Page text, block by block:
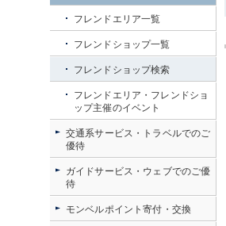
フレンドエリア一覧
フレンドショップ一覧
フレンドショップ検索
フレンドエリア・フレンドショ
ップ主催のイベント
交通系サービス・トラベルでのご
優待
ガイドサービス・ウェブでのご優
待
モンベルポイント寄付・交換